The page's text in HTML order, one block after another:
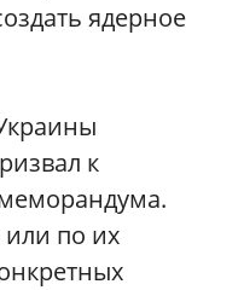
ядерное
к
или по их